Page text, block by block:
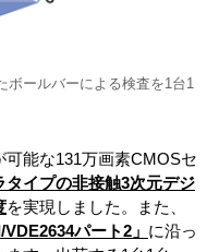
ボールバーによる検査を1台1
能な131万画素CMOSセ
タイプの非接触3次元デジ
を実現しました。また、
パート2」 に沿っ